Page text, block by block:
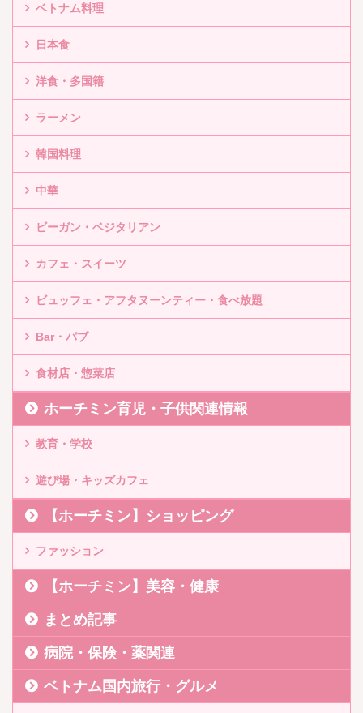
ベトナム料理
日本食
洋食・多国籍
ラーメン
韓国料理
中華
ビーガン・ベジタリアン
カフェ・スイーツ
ビュッフェ・アフタヌーンティー・食べ放題
Bar・パブ
食材店・惣菜店
ホーチミン育児・子供関連情報
教育・学校
遊び場・キッズカフェ
【ホーチミン】ショッピング
ファッション
【ホーチミン】美容・健康
まとめ記事
病院・保険・薬関連
ベトナム国内旅行・グルメ